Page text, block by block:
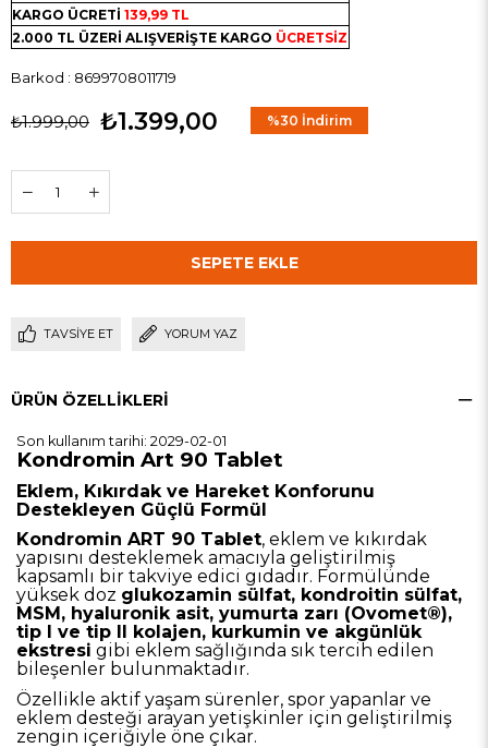
KARGO ÜCRETİ139,99 TL
2.000 TL ÜZERİ ALIŞVERİŞTE KARGO ÜCRETSİZ
Barkod : 8699708011719
₺1.999,00 ₺1.399,00 %30 İndirim
TAVSIYE ET YORUM YAZ
ÜRÜN ÖZELLIKLERI
Son kullanım tarihi: 2029-02-01
Kondromin Art 90 Tablet
Eklem, Kıkırdak ve Hareket Konforunu
Destekleyen Güçlü Formül
Kondromin ART 90 Tablet, eklem ve kıkırdak
yapısını desteklemek amacıyla geliştirilmiş
kapsamlı bir takviye edici gıdadır. Formülünde
yüksek doz glukozamin sülfat, kondroitin sülfat,
MSM, hyaluronik asit, yumurta zarı (Ovomet®),
tip I ve tip II kolajen, kurkumin ve akgünlük
ekstresi gibi eklem sağlığında sık tercih edilen
bileşenler bulunmaktadır.
Özellikle aktif yaşam sürenler, spor yapanlar ve
eklem desteği arayan yetişkinler için geliştirilmiş
zengin içeriğiyle öne çıkar.